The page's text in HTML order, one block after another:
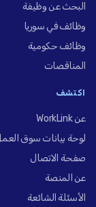
البحث عن وظيفة
وظائف في سوريا
وظائف حكومية
المناقصات
اكتشف
عن WorkLink
لوحة بيانات سوق
صفحة الاتصال
عن المنصة
الأسئلة الشائعة